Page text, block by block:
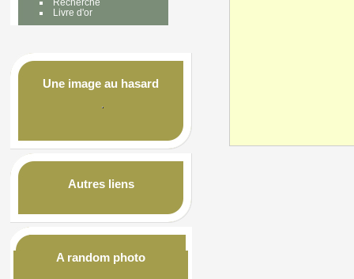
Livre d'or
Une image au hasard
Autres liens
A random photo